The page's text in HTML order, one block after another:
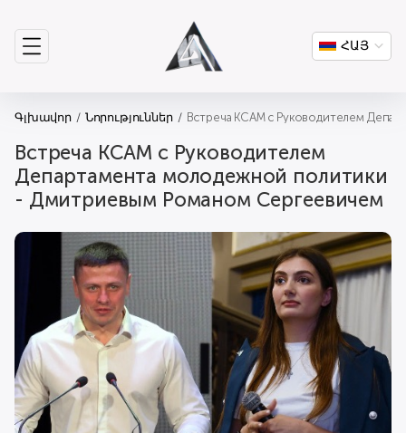
ՀԱՅ
Գլխավոր Նորություններ Встреча КСАМ с Руководителем
Встреча КСАМ с Руководителем
Департамента молодежной политики
- Дмитриевым Романом Сергеевичем